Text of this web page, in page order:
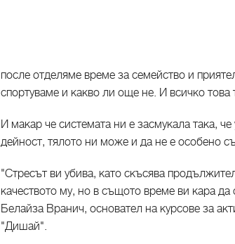
после отделяме време за семейство и
спортуваме и какво ли още не. И всичко
И макар че системата ни е засмукала така,
дейност, тялото ни може и да не е особено
"Стресът ви убива, като скъсява
качеството му, но в същото време ви кара да
Белайза Вранич, основател на курсове за
"Дишай".